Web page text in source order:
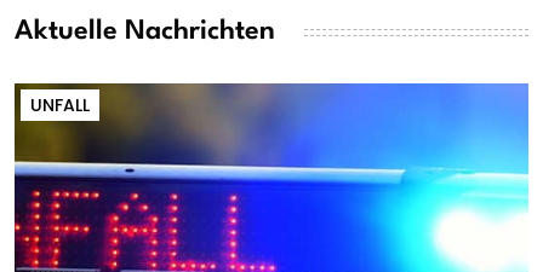
Aktuelle Nachrichten
UNFALL